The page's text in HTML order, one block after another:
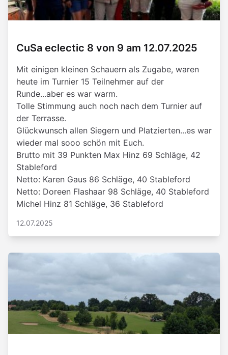
CuSa eclectic 8 von 9 am 12.07.2025
Mit einigen kleinen Schauern als Zugabe, waren
heute im Turnier 15 Teilnehmer auf der
Runde...aber es war warm.
Tolle Stimmung auch noch nach dem Turnier auf
der Terrasse.
Glückwunsch allen Siegern und Platzierten...es war
wieder mal sooo schön mit Euch.
Brutto mit 39 Punkten Max Hinz 69 Schläge, 42
Stableford
Netto: Karen Gaus 86 Schläge, 40 Stableford
Netto: Doreen Flashaar 98 Schläge, 40 Stableford
Michel Hinz 81 Schläge, 36 Stableford
12.07.2025